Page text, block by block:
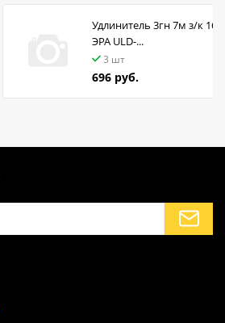
Удлинитель 3гн 7м з/к 16А
ЭРА ULD-...
3 шт
696 руб.